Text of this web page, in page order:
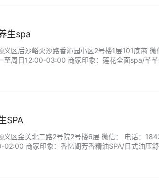
生spa
义区后沙峪火沙路香沁园小区2号楼1层101底商
至周日12:00-03:00 商家印象：莲花全面spa/芊
SPA
义区金关北二路2号院2号楼6层 微信： 电话：
02:00 商家印象：香忆阁芳香精油SPA/日式油压